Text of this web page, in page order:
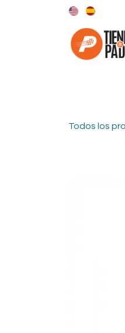
Todos los